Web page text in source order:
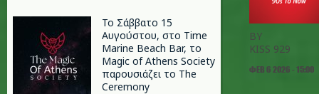
Το Σάββατο 15
Αυγούστου, στο Time
Marine Beach Bar, το
Magic of Athens Society
παρουσιάζει το The
Ceremony
BY
KISS 929
ΦΕΒ 6 2026 - 15:00